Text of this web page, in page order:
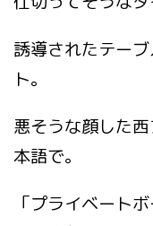
誘導されたテー
ト。
悪そうな顔した
本語で。
「プライベート